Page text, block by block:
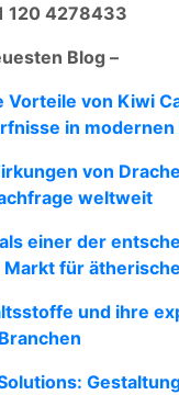
120 4278433
Blog –
Vorteile von Kiwi
in
von
weltweit
einer der
für
und ihre